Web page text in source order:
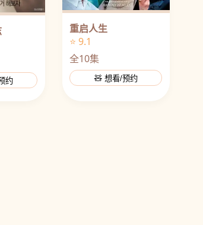
约
重启人生
⭐ 9.1
全10集
🧸 想看/预约